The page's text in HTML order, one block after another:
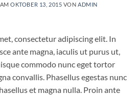
AMOKTOBER 13, 2015 VON ADMIN
consectetur adipiscing elit. In
ante magna, iaculis ut purus ut,
commodo nunc eget tortor
convallis. Phasellus egestas nunc
et magna nulla. Proin ante